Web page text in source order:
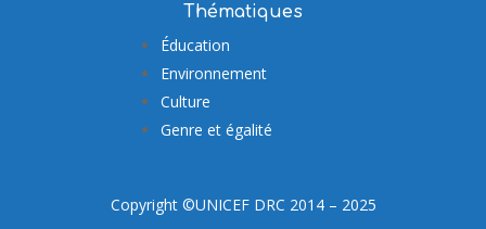
Thématiques
Éducation
Environnement
Culture
Genre et égalité
Copyright ©UNICEF DRC 2014 – 2025